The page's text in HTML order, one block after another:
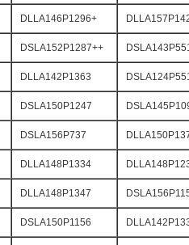
DLLA146P1296+
DSLA152P1287++
DLLA142P1363
DSLA150P1247
DSLA156P737
DLLA148P1334
DLLA148P1347
DSLA150P1156